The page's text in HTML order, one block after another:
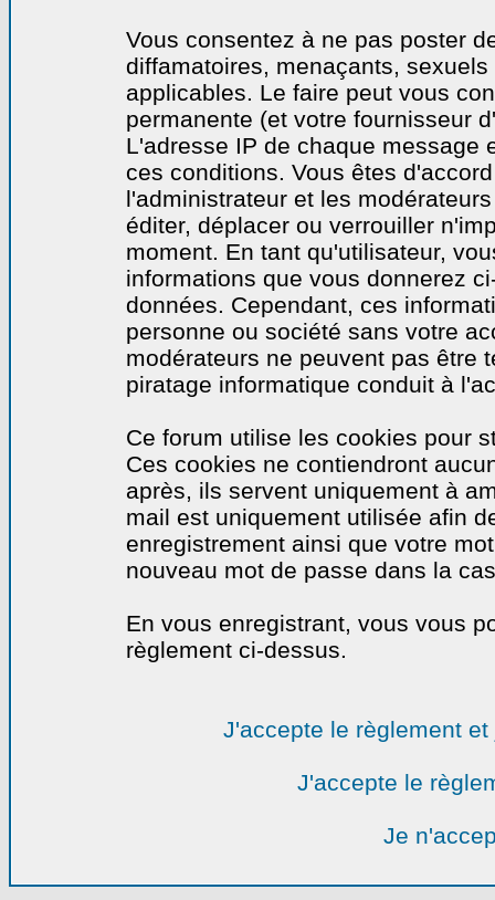
Vous consentez à ne pas poster
diffamatoires, menaçants,
applicables. Le faire peut vous
permanente (et votre fournisseur
L'adresse IP de chaque message
ces conditions. Vous êtes
l'administrateur et les
éditer, déplacer ou verrouiller
moment. En tant qu'utilisateur,
informations que vous donnerez
données. Cependant, ces
personne ou société sans votre
modérateurs ne peuvent pas être
piratage informatique conduit à
Ce forum utilise les cookies pour
Ces cookies ne contiendront
après, ils servent uniquement à
mail est uniquement utilisée afin
enregistrement ainsi que votre
nouveau mot de passe dans la
En vous enregistrant, vous vous
règlement ci-dessus.
J'accepte le règlement
J'accepte le
Je